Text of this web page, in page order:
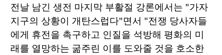
전날 남긴 생전 마지막 부활절 강론에서는 "가자
지구의 상황이 개탄스럽다"면서 "전쟁 당사자들
에게 휴전을 촉구하고 인질을 석방해 평화의 미
래를 열망하는 굶주린 이를 도와줄 것을 호소한